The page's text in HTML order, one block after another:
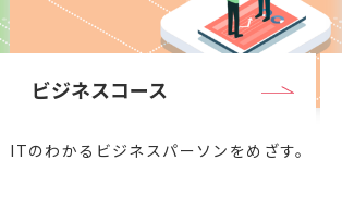
ビジネスコース
ITのわかるビジネスパーソンをめざす。